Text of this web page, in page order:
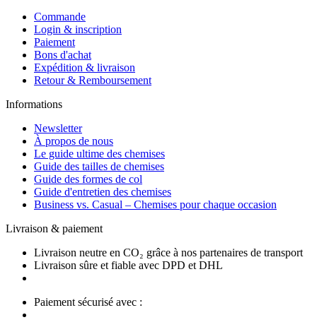
Commande
Login & inscription
Paiement
Bons d'achat
Expédition & livraison
Retour & Remboursement
Informations
Newsletter
À propos de nous
Le guide ultime des chemises
Guide des tailles de chemises
Guide des formes de col
Guide d'entretien des chemises
Business vs. Casual – Chemises pour chaque occasion
Livraison & paiement
Livraison neutre en CO₂ grâce à nos partenaires de transport
Livraison sûre et fiable avec DPD et DHL
Paiement sécurisé avec :